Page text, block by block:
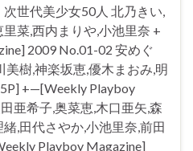
世代美少女50人 北乃きい,
菜,西内まりや,小池里奈 +
2009 No.01-02 安めぐ
美樹,神楽坂恵,優木まおみ,明
+—[Weekly Playboy
亜希子,奥菜恵,木口亜矢,森
,田代さやか,小池里奈,前田
Playboy Magazine]